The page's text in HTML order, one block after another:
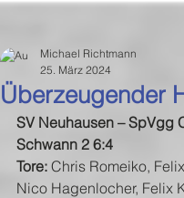
Überzeugender
Michael Richtmann
25. März 2024
SV Neuhausen – SpVgg
Schwann 2 6:4
Tore: Chris Romeiko,
Nico Hagenlocher, Felix